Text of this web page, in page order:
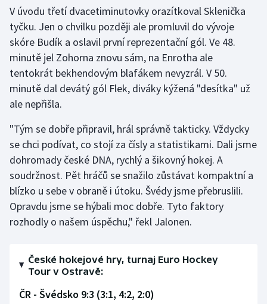
V úvodu třetí dvacetiminutovky orazítkoval Sklenička
tyčku. Jen o chvilku později ale promluvil do vývoje
skóre Budík a oslavil první reprezentační gól. Ve 48.
minutě jel Zohorna znovu sám, na Enrotha ale
tentokrát bekhendovým blafákem nevyzrál. V 50.
minutě dal devátý gól Flek, diváky kýžená "desítka" už
ale nepřišla.
"Tým se dobře připravil, hrál správně takticky. Vždycky
se chci podívat, co stojí za čísly a statistikami. Dali jsme
dohromady české DNA, rychlý a šikovný hokej. A
soudržnost. Pět hráčů se snažilo zůstávat kompaktní a
blízko u sebe v obraně i útoku. Švédy jsme přebruslili.
Opravdu jsme se hýbali moc dobře. Tyto faktory
rozhodly o našem úspěchu," řekl Jalonen.
České hokejové hry, turnaj Euro Hockey
Tour v Ostravě:
ČR - Švédsko 9:3 (3:1, 4:2, 2:0)